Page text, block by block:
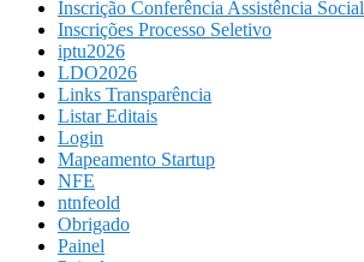
Inscrição Conferência Assistência Social
Inscrições Processo Seletivo
iptu2026
LDO2026
Links Transparência
Listar Editais
Login
Mapeamento Startup
NFE
ntnfeold
Obrigado
Painel